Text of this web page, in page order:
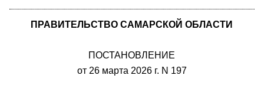
ПРАВИТЕЛЬСТВО САМАРСКОЙ ОБЛАСТИ
ПОСТАНОВЛЕНИЕ
от 26 марта 2026 г. N 197